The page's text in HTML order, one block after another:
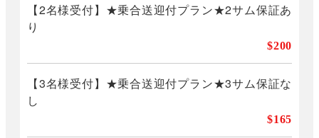
【2名様受付】★乗合送迎付プラン★2サム保証あ
り
$200
【3名様受付】★乗合送迎付プラン★3サム保証な
し
$165